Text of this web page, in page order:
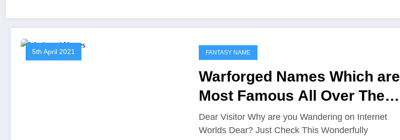
5th April 2021 FANTASY NAME
Warforged Names Which are
Most Famous All Over The
Fantasy Worlds
Dear Visitor Why are you Wandering on Internet
Worlds Dear? Just Check This Wonderfully